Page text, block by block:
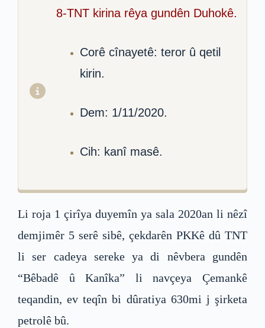
8-TNT kirina rêya gundên Duhokê.
Corê cînayetê: teror û qetil
kirin.
Dem: 1/11/2020.
Cih: kanî masê.
Li roja 1 çirîya duyemîn ya sala 2020an li nêzî
demjimêr 5 serê sibê, çekdarên PKKê dû TNT
li ser cadeya sereke ya di nêvbera gundên
“Bêbadê û Kanîka” li navçeya Çemankê
teqandin, ev teqîn bi dûratiya 630mi j şirketa
petrolê bû.